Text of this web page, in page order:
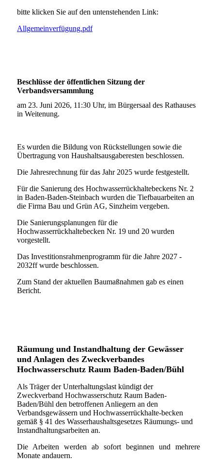
bitte klicken Sie auf den untenstehenden Link:
Allgemeinverfügung.pdf
Beschlüsse der öffentlichen Sitzung der
Verbandsversammlung
am 23. Juni 2026, 11:30 Uhr, im Bürgersaal des Rathauses
in Weitenung.
Es wurden die Bildung von Rückstellungen sowie die
Übertragung von Haushaltsausgaberesten beschlossen.
Die Jahresrechnung für das Jahr 2025 wurde festgestellt.
Für die Sanierung des Hochwasserrückhaltebeckens Nr. 2
in Baden-Baden-Steinbach wurden die Tiefbauarbeiten an
die Firma Bau und Grün AG, Sinzheim vergeben.
Die Sanierungsplanungen für die
Hochwasserrückhaltebecken Nr. 19 und 20 wurden
vorgestellt.
Das Investitionsrahmenprogramm für die Jahre 2027 -
2032ff wurde beschlossen.
Zum Stand der aktuellen Baumaßnahmen gab es einen
Bericht.
Räumung und Instandhaltung der Gewässer
und Anlagen des Zweckverbandes
Hochwasserschutz Raum Baden-Baden/Bühl
Als Träger der Unterhaltungslast kündigt der
Zweckverband Hochwasserschutz Raum Baden-
Baden/Bühl den betroffenen Anliegern an den
Verbandsgewässern und Hochwasserrückhalte-becken
gemäß § 41 des Wasserhaushaltsgesetzes Räumungs- und
Instandhaltungsarbeiten an.
Die Arbeiten werden ab sofort beginnen und mehrere
Monate andauern.